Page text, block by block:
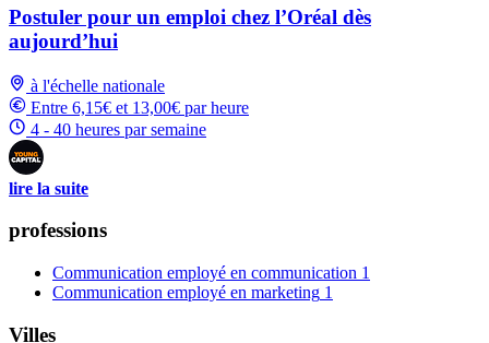
Postuler pour un emploi chez l’Oréal dès
aujourd’hui
à l'échelle nationale
Entre 6,15€ et 13,00€ par heure
4 - 40 heures par semaine
lire la suite
professions
Communication employé en communication 1
Communication employé en marketing 1
Villes